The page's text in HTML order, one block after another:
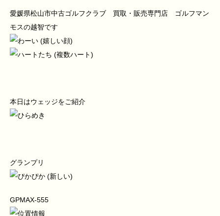
愛媛県松山市中古ゴルフクラブ 買取・販売専門店 ゴルフマン
モスの越智です
本日はウェッジをご紹介
グランプリ
GPMAX-555